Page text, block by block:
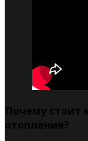
Почему стоит
отопления?